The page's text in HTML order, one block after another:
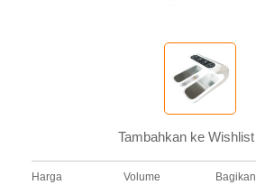
Tambahkan ke Wishlist
Harga Volume Bagikan